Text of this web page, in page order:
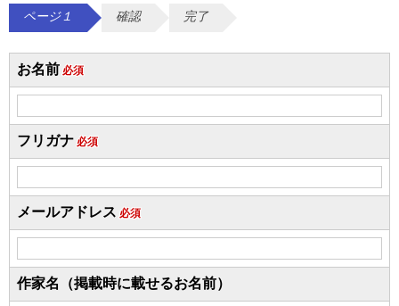
ページ１ 確認 完了
お名前 必須
フリガナ 必須
メールアドレス 必須
作家名（掲載時に載せるお名前）